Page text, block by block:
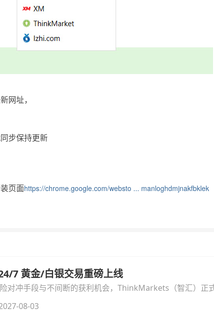
网址，
步保持更新
页面https://chrome.google.com/websto ... manloghdmjnakfbklek
7 黄金/白银交易重磅上线
对冲手段与不间断的获利机会，ThinkMarkets（智汇）正
拆解本次升级的核心交易品种、杠杆配置、支持软件及交易
08-03